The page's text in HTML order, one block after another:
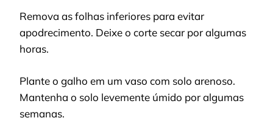
Remova as folhas inferiores para evitar
apodrecimento. Deixe o corte secar por algumas
horas.
Plante o galho em um vaso com solo arenoso.
Mantenha o solo levemente úmido por algumas
semanas.